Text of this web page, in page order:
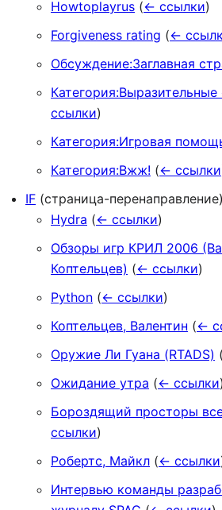
Howtoplayrus (← ссылки)
Forgiveness rating (←
Обсуждение:Заглавная
Категория:Выразительные
ссылки)
Категория:Игровая
Категория:Вжж! (← ссылки
IF (страница-перенаправление)
Hydra (← ссылки)
Обзоры игр КРИЛ 2006
Коптельцев) (← ссылки)
Python (← ссылки)
Коптельцев, Валентин (←
Оружие Ли Гуана (RTADS) (
Ожидание утра (← ссылки)
Бороздящий просторы
ссылки)
Робертс, Майкл (← ссылки
Интервью команды